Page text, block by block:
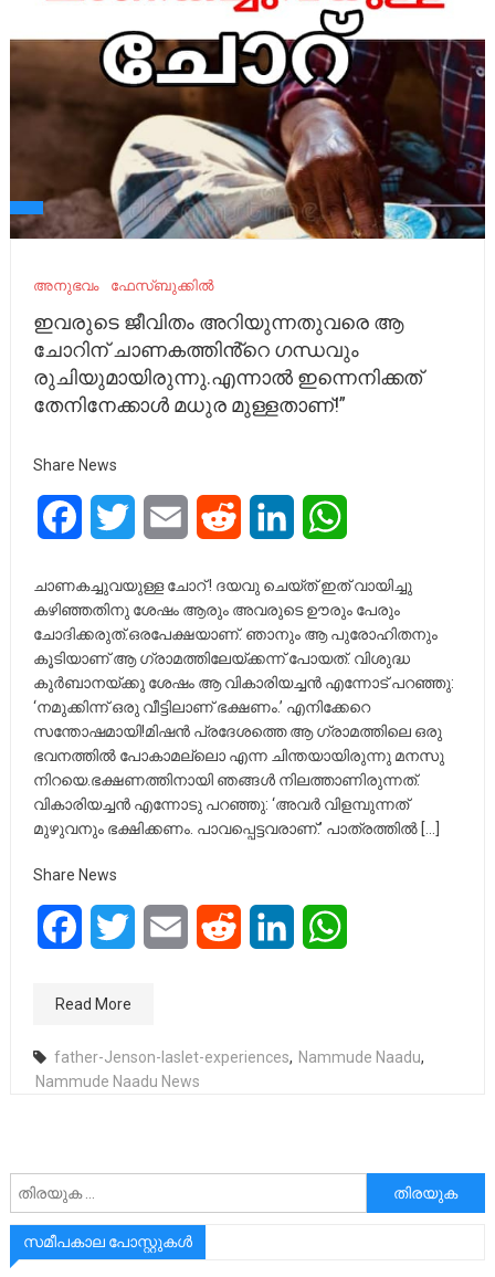
അനുഭവം ഫേസ്ബുക്കിൽ
ഇവരുടെ ജീവിതം അറിയുന്നതുവരെ ആ
ചോറിന് ചാണകത്തിൻ്റെ ഗന്ധവും
രുചിയുമായിരുന്നു.എന്നാൽ ഇന്നെനിക്കത്
തേനിനേക്കാൾ മധുര മുള്ളതാണ്!”
Share News
FacebookTwitter Email Reddit LinkedIn
ചാണകച്ചുവയുള്ള ചോറ് ! ദയവു ചെയ്ത് ഇത് വായിച്ചു
കഴിഞ്ഞതിനു ശേഷം ആരും അവരുടെ ഊരും പേരും
ചോദിക്കരുത്.ഒരപേക്ഷയാണ്. ഞാനും ആ പുരോഹിതനും
കൂടിയാണ് ആ ഗ്രാമത്തിലേയ്ക്കന്ന് പോയത്. വിശുദ്ധ
കുർബാനയ്ക്കു ശേഷം ആ വികാരിയച്ചൻ എന്നോട് പറഞ്ഞു:
‘നമുക്കിന്ന് ഒരു വീട്ടിലാണ് ഭക്ഷണം.’ എനിക്കേറെ
സന്തോഷമായി!മിഷൻ പ്രദേശത്തെ ആ ഗ്രാമത്തിലെ ഒരു
ഭവനത്തിൽ പോകാമല്ലൊ എന്ന ചിന്തയായിരുന്നു മനസു
നിറയെ.ഭക്ഷണത്തിനായി ഞങ്ങൾ നിലത്താണിരുന്നത്.
വികാരിയച്ചൻ എന്നോടു പറഞ്ഞു: ‘അവർ വിളമ്പുന്നത്
മുഴുവനും ഭക്ഷിക്കണം. പാവപ്പെട്ടവരാണ്.’ പാത്രത്തിൽ […]
Share News
FacebookTwitter Email Reddit LinkedIn
Read More
father-Jenson-laslet-experiences, Nammude Naadu,
Nammude Naadu News
അനേഷിക്കുക
സമീപകാല പോസ്റ്റുകൾ